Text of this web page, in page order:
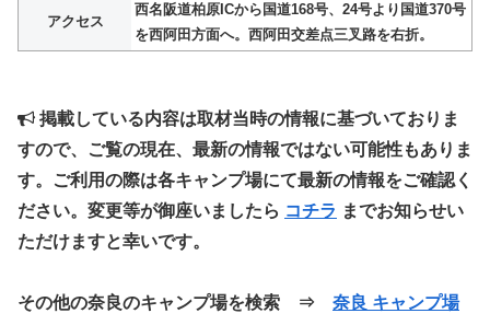
アクセス
西名阪道柏原ICから国道168号、24号より国道370号
を西阿田方面へ。西阿田交差点三叉路を右折。
掲載している内容は取材当時の情報に基づいておりま
すので、ご覧の現在、最新の情報ではない可能性もありま
す。ご利用の際は各キャンプ場にて最新の情報をご確認く
ださい。変更等が御座いましたら コチラ までお知らせい
ただけますと幸いです。
その他の奈良のキャンプ場を検索 ⇒ 奈良 キャンプ場